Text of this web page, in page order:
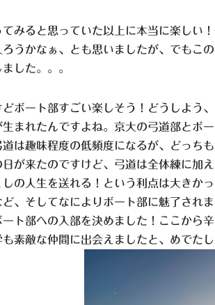
みると思っていた以上に本当に楽しい
うかなぁ、とも思いましたが、でもこ
した。。。
ボート部すごい楽しそう！どうしよう
まれたんですよね。京大の弓道部とボ
は趣味程度の低頻度になるが、どっち
日が来たのですけど、弓道は全体練に
の人生を送れる！という利点は大きか
、そしてなによりボート部に魅了され
ト部への入部を決めました！ここから
素敵な仲間に出会えましたと、めでたし